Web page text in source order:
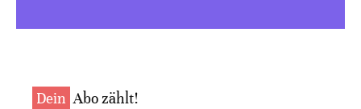
Dein Abo zählt!